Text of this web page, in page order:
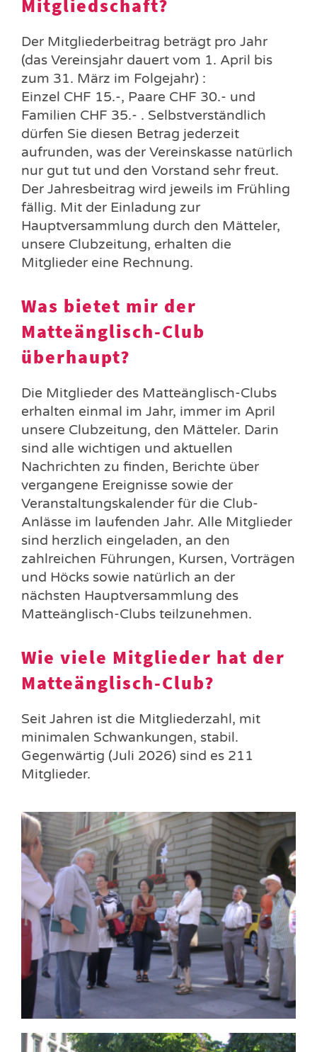
Mitgliedschaft?
Der Mitgliederbeitrag beträgt pro Jahr
(das Vereinsjahr dauert vom 1. April bis
zum 31. März im Folgejahr) :
Einzel CHF 15.-, Paare CHF 30.- und
Familien CHF 35.- . Selbstverständlich
dürfen Sie diesen Betrag jederzeit
aufrunden, was der Vereinskasse natürlich
nur gut tut und den Vorstand sehr freut.
Der Jahresbeitrag wird jeweils im Frühling
fällig. Mit der Einladung zur
Hauptversammlung durch den Mätteler,
unsere Clubzeitung, erhalten die
Mitglieder eine Rechnung.
Was bietet mir der
Matteänglisch-Club
überhaupt?
Die Mitglieder des Matteänglisch-Clubs
erhalten einmal im Jahr, immer im April
unsere Clubzeitung, den Mätteler. Darin
sind alle wichtigen und aktuellen
Nachrichten zu finden, Berichte über
vergangene Ereignisse sowie der
Veranstaltungskalender für die Club-
Anlässe im laufenden Jahr. Alle Mitglieder
sind herzlich eingeladen, an den
zahlreichen Führungen, Kursen, Vorträgen
und Höcks sowie natürlich an der
nächsten Hauptversammlung des
Matteänglisch-Clubs teilzunehmen.
Wie viele Mitglieder hat der
Matteänglisch-Club?
Seit Jahren ist die Mitgliederzahl, mit
minimalen Schwankungen, stabil.
Gegenwärtig (Juli 2026) sind es 211
Mitglieder.